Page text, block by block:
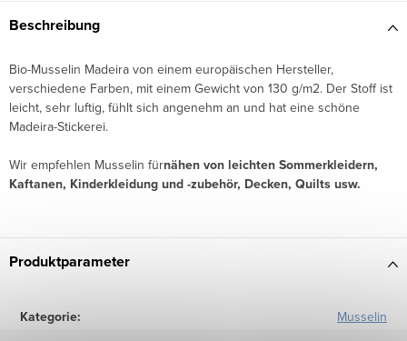
Beschreibung
Bio-Musselin Madeira von einem europäischen Hersteller,
verschiedene Farben, mit einem Gewicht von 130 g/m2. Der Stoff ist
leicht, sehr luftig, fühlt sich angenehm an und hat eine schöne
Madeira-Stickerei.
Wir empfehlen Musselin fürnähen von leichten Sommerkleidern,
Kaftanen, Kinderkleidung und -zubehör, Decken, Quilts usw.
Produktparameter
Kategorie: Musselin